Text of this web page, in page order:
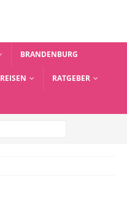
BRANDENBURG
REISEN RATGEBER